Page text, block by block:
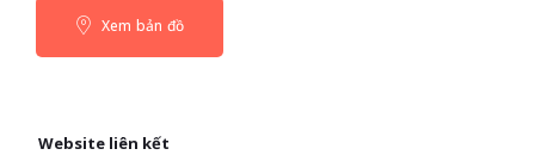
Xem bản đồ
Website liên kết